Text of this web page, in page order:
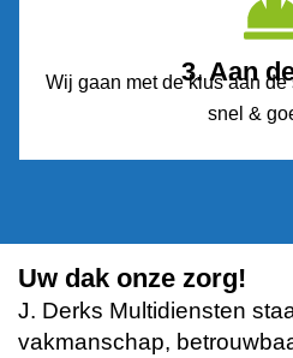
3. Aan
Wij gaan met de klus aan
snel &
Uw dak onze zorg!
J. Derks Multidiensten
vakmanschap,